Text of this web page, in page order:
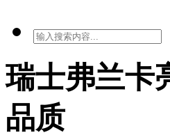
瑞士弗兰卡
品质